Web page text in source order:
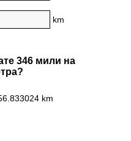
km
346 мили на
km